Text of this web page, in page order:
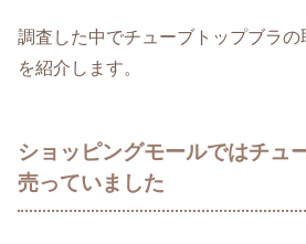
調査した中でチューブトップブラ
を紹介します。
ショッピングモールではチュ
売っていました